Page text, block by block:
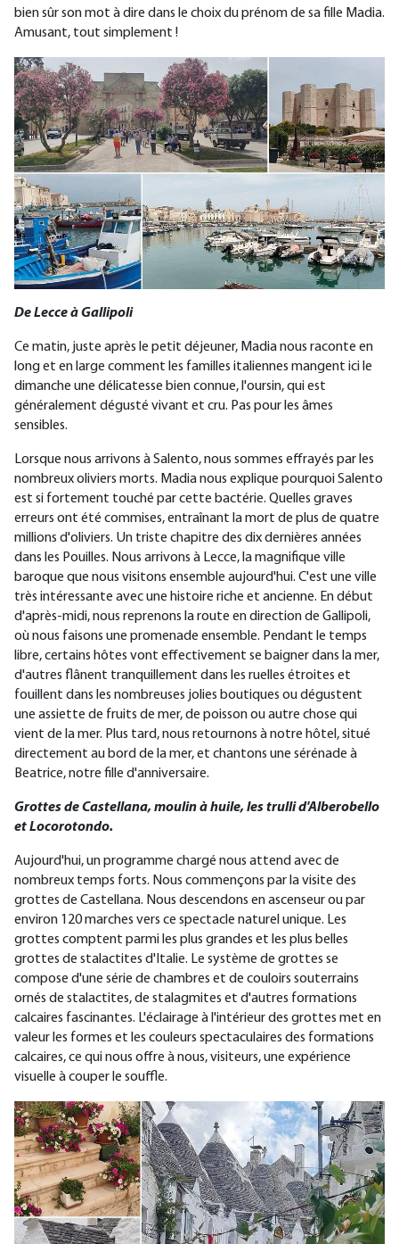
bien sûr son mot à dire dans le choix du prénom de sa fille Madia.
Amusant, tout simplement !
De Lecce à Gallipoli
Ce matin, juste après le petit déjeuner, Madia nous raconte en
long et en large comment les familles italiennes mangent ici le
dimanche une délicatesse bien connue, l'oursin, qui est
généralement dégusté vivant et cru. Pas pour les âmes
sensibles.
Lorsque nous arrivons à Salento, nous sommes effrayés par les
nombreux oliviers morts. Madia nous explique pourquoi Salento
est si fortement touché par cette bactérie. Quelles graves
erreurs ont été commises, entraînant la mort de plus de quatre
millions d'oliviers. Un triste chapitre des dix dernières années
dans les Pouilles. Nous arrivons à Lecce, la magnifique ville
baroque que nous visitons ensemble aujourd'hui. C'est une ville
très intéressante avec une histoire riche et ancienne. En début
d'après-midi, nous reprenons la route en direction de Gallipoli,
où nous faisons une promenade ensemble. Pendant le temps
libre, certains hôtes vont effectivement se baigner dans la mer,
d'autres flânent tranquillement dans les ruelles étroites et
fouillent dans les nombreuses jolies boutiques ou dégustent
une assiette de fruits de mer, de poisson ou autre chose qui
vient de la mer. Plus tard, nous retournons à notre hôtel, situé
directement au bord de la mer, et chantons une sérénade à
Beatrice, notre fille d'anniversaire.
Grottes de Castellana, moulin à huile, les trulli d'Alberobello
et Locorotondo.
Aujourd'hui, un programme chargé nous attend avec de
nombreux temps forts. Nous commençons par la visite des
grottes de Castellana. Nous descendons en ascenseur ou par
environ 120 marches vers ce spectacle naturel unique. Les
grottes comptent parmi les plus grandes et les plus belles
grottes de stalactites d'Italie. Le système de grottes se
compose d'une série de chambres et de couloirs souterrains
ornés de stalactites, de stalagmites et d'autres formations
calcaires fascinantes. L'éclairage à l'intérieur des grottes met en
valeur les formes et les couleurs spectaculaires des formations
calcaires, ce qui nous offre à nous, visiteurs, une expérience
visuelle à couper le souffle.